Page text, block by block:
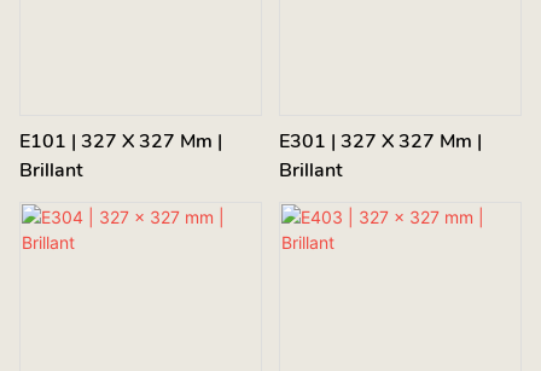
E101 | 327 X 327 Mm |
Brillant
E301 | 327 X 327 Mm |
Brillant